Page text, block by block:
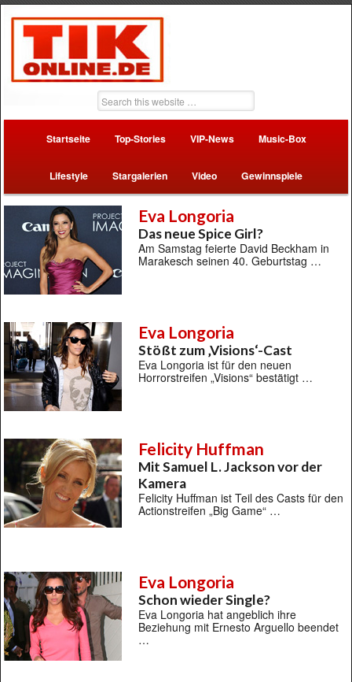
Startseite Top-Stories VIP-News Music-Box
Lifestyle Stargalerien Video Gewinnspiele
Eva Longoria
Das neue Spice Girl?
Am Samstag feierte David Beckham in
Marakesch seinen 40. Geburtstag …
Eva Longoria
Stößt zum ‚Visions‘-Cast
Eva Longoria ist für den neuen
Horrorstreifen „Visions“ bestätigt …
Felicity Huffman
Mit Samuel L. Jackson vor der
Kamera
Felicity Huffman ist Teil des Casts für den
Actionstreifen „Big Game“ …
Eva Longoria
Schon wieder Single?
Eva Longoria hat angeblich ihre
Beziehung mit Ernesto Arguello beendet
…